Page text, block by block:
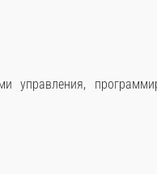
управления,